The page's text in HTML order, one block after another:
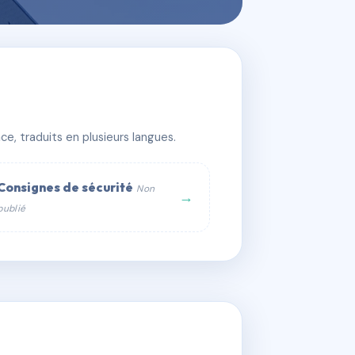
traduits en plusieurs langues.
de sécurité Non
→